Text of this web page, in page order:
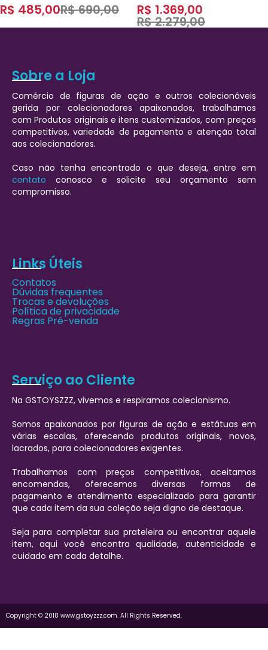
R$690,00
R$ 485,00
R$2.279,00
R$ 1.369,00
Sobre a Loja
Comércio de figuras de ação e outros colecionáveis
gerida por colecionadores apaixonados, trabalhamos
com Produtos originais e itens customizados, com preços
competitivos, variedade de pagamento e atenção total
aos colecionadores.
Caso não tenha encontrado o que deseja, entre em
contato conosco e solicite seu orçamento sem
compromisso.
Links Úteis
Contatos
Dúvidas frequentes
Trocas e devoluções
Política de privacidade
Regras Pré-venda
Serviço ao Cliente
Na GSTOYSZZZ, vivemos e respiramos colecionismo.
Somos apaixonados por figuras de ação e estátuas em
várias escalas, oferecendo produtos originais, novos,
lacrados, para colecionadores exigentes.
Trabalhamos com preços competitivos, aceitamos
encomendas, oferecemos diversas formas de
pagamento e atendimento especializado para garantir
que cada item da sua coleção seja digno de destaque.
Seja para completar sua prateleira ou encontrar aquele
item, aqui você encontra qualidade, autenticidade e
cuidado em cada detalhe.
Copyright © 2018 www.gstoyzzz.com. All Rights Reserved.